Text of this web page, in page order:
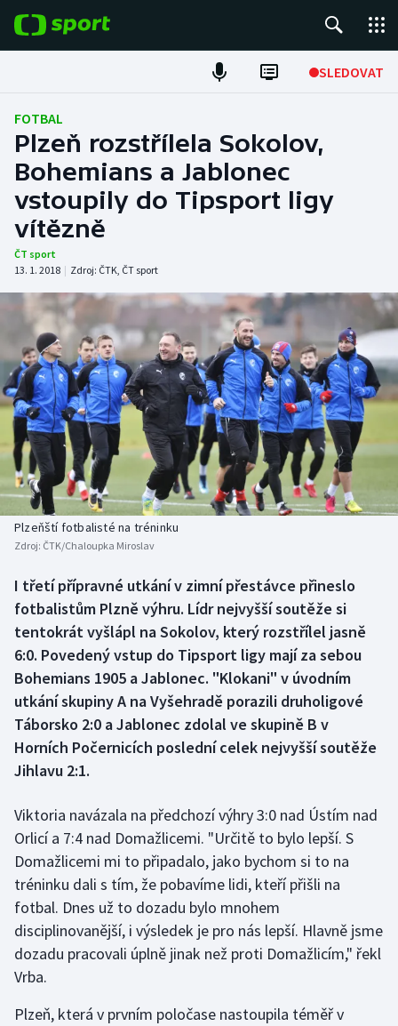
SLEDOVAT
Fotbal
Hokej
Tenis
Atletika
DALŠÍ SPORTY
Americký fotbal
Baseball a softbal
Basketbal
Biatlon
Boby a skeleton
Box
Curling
Florbal
Futsal
Gymnastika
Házená
Jezdectví
Krasobruslení
NEPŘEHLÉDNĚTE
Soutěže
Historické návraty
Aplikace ČT sport
AZ kvíz
FOTBAL
Plzeň rozstřílela Sokolov,
Bohemians a Jablonec
vstoupily do Tipsport ligy
vítězně
ČT sport
13. 1. 2018 | Zdroj: ČTK, ČT sport
Plzeňští fotbalisté na tréninku
Zdroj: ČTK/Chaloupka Miroslav
I třetí přípravné utkání v zimní přestávce přineslo
fotbalistům Plzně výhru. Lídr nejvyšší soutěže si
tentokrát vyšlápl na Sokolov, který rozstřílel jasně
6:0. Povedený vstup do Tipsport ligy mají za sebou
Bohemians 1905 a Jablonec. "Klokani" v úvodním
utkání skupiny A na Vyšehradě porazili druholigové
Táborsko 2:0 a Jablonec zdolal ve skupině B v
Horních Počernicích poslední celek nejvyšší soutěže
Jihlavu 2:1.
Viktoria navázala na předchozí výhry 3:0 nad Ústím nad
Orlicí a 7:4 nad Domažlicemi. "Určitě to bylo lepší. S
Domažlicemi mi to připadalo, jako bychom si to na
tréninku dali s tím, že pobavíme lidi, kteří přišli na
fotbal. Dnes už to dozadu bylo mnohem
disciplinovanější, i výsledek je pro nás lepší. Hlavně jsme
dozadu pracovali úplně jinak než proti Domažlicím," řekl
Vrba.
Plzeň, která v prvním poločase nastoupila téměř v